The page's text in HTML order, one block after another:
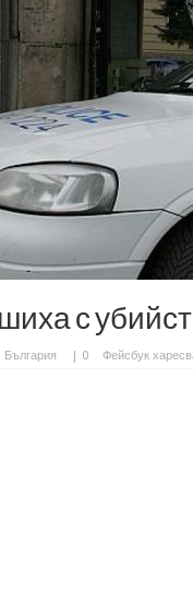
с
България | 0 Фейсбук